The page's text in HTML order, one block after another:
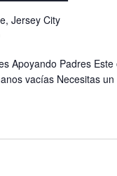
Jersey City
Apoyando Padres
vacías Necesitas